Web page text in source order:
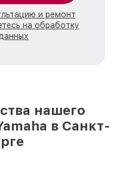
и ремонт
на обработку
нашего
в Санкт-